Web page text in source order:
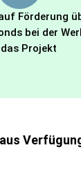
Förderung
bei der
Projekt